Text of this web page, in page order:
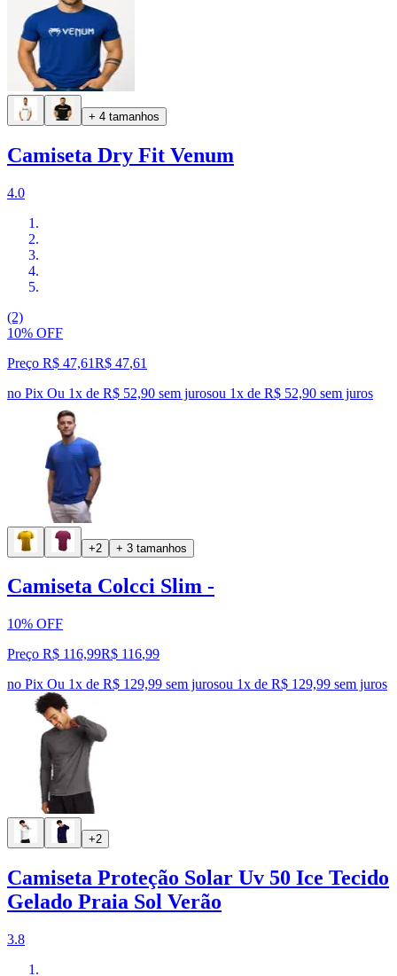
+ 4 tamanhos
Camiseta Dry Fit Venum
4.0
(2)
10% OFF
Preço R$ 47,61R$ 47,61
no Pix Ou 1x de R$ 52,90 sem jurosou 1x de R$ 52,90 sem juros
+2 + 3 tamanhos
Camiseta Colcci Slim -
10% OFF
Preço R$ 116,99R$ 116,99
no Pix Ou 1x de R$ 129,99 sem jurosou 1x de R$ 129,99 sem juros
+2
Camiseta Proteção Solar Uv 50 Ice Tecido
Gelado Praia Sol Verão
3.8